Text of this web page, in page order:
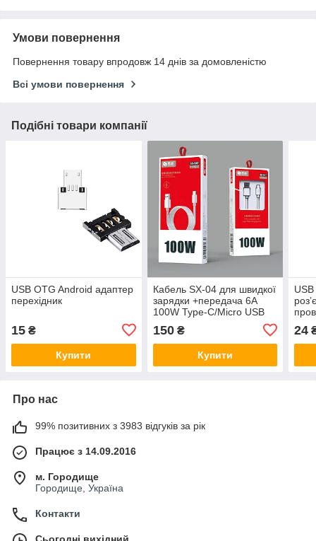
Умови повернення
Повернення товару впродовж 14 днів за домовленістю
Всі умови повернення
Подібні товари компанії
USB OTG Android адаптер
перехідник
15 ₴
Купити
Кабель SX-04 для швидкої
зарядки +передача 6A
100W Type-C/Micro USB
150₴
Купити
24
Про нас
99% позитивних з 3983 відгуків за рік
Працює з 14.09.2016
м. Городище
Городище, Україна
Контакти